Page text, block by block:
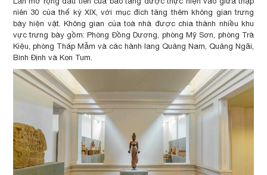
niên 30 của thế kỷ XIX, với mục đích tăng thêm không gian trưng
bày hiện vật. Không gian của toà nhà được chia thành nhiều khu
vực trưng bày gồm: Phòng Đồng Dương, phòng Mỹ Sơn, phòng Trà
Kiệu, phòng Tháp Mẫm và các hành lang Quảng Nam, Quảng Ngãi,
Bình Định và Kon Tum.